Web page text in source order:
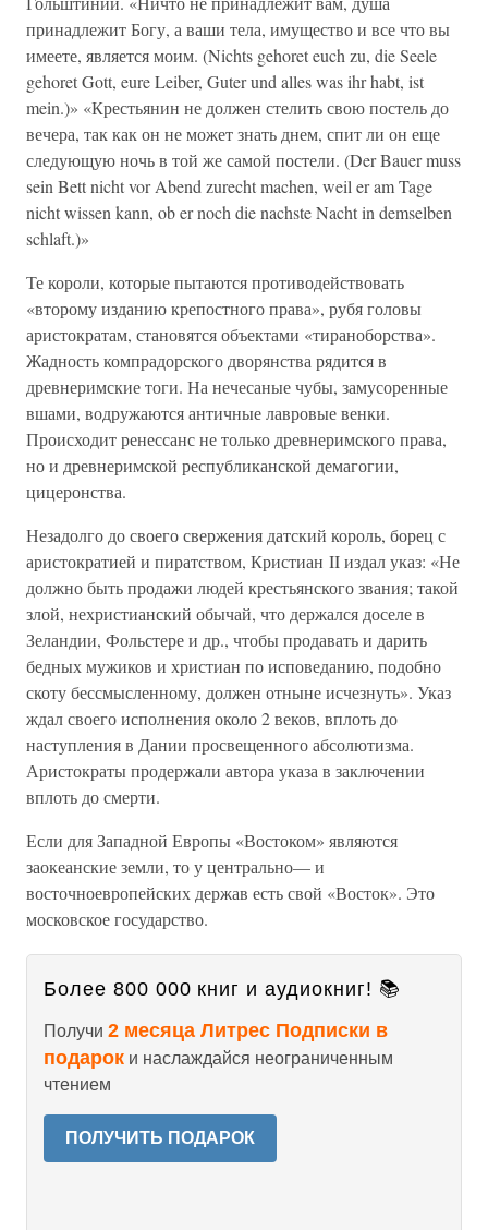
принадлежит Богу, а ваши тела, имущество и все что вы
имеете, является моим. (Nichts gehoret euch zu, die Seele
gehoret Gott, eure Leiber, Guter und alles was ihr habt, ist
mein.)» «Крестьянин не должен стелить свою постель до
вечера, так как он не может знать днем, спит ли он еще
следующую ночь в той же самой постели. (Der Bauer muss
sein Bett nicht vor Abend zurecht machen, weil er am Tage
nicht wissen kann, ob er noch die nachste Nacht in demselben
schlaft.)»
Те короли, которые пытаются противодействовать
«второму изданию крепостного права», рубя головы
аристократам, становятся объектами «тираноборства».
Жадность компрадорского дворянства рядится в
древнеримские тоги. На нечесаные чубы, замусоренные
вшами, водружаются античные лавровые венки.
Происходит ренессанс не только древнеримского права,
но и древнеримской республиканской демагогии,
цицеронства.
Незадолго до своего свержения датский король, борец с
аристократией и пиратством, Кристиан II издал указ: «Не
должно быть продажи людей крестьянского звания; такой
злой, нехристианский обычай, что держался доселе в
Зеландии, Фольстере и др., чтобы продавать и дарить
бедных мужиков и христиан по исповеданию, подобно
скоту бессмысленному, должен отныне исчезнуть». Указ
ждал своего исполнения около 2 веков, вплоть до
наступления в Дании просвещенного абсолютизма.
Аристократы продержали автора указа в заключении
вплоть до смерти.
Если для Западной Европы «Востоком» являются
заокеанские земли, то у центрально— и
восточноевропейских держав есть свой «Восток». Это
московское государство.
Более 800 000 книг и аудиокниг! 📚
Получи 2 месяца Литрес Подписки в
подарок и наслаждайся неограниченным
чтением
ПОЛУЧИТЬ ПОДАРОК